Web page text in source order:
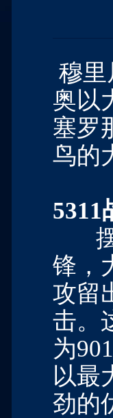
穆里
奥以
塞罗
鸟的
5311
锋，
攻留
击。
为
以最
劲的